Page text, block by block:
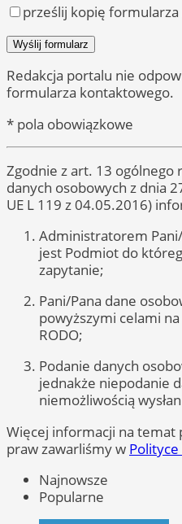
prześlij kopię
Redakcja portalu nie
formularza kontaktowego.
* pola obowiązkowe
Zgodnie z art. 13 ogólnego
danych osobowych z dnia
UE L 119 z 04.05.2016)
Administratorem
jest Podmiot do
zapytanie;
Pani/Pana dane
powyższymi celami
RODO;
Podanie danych
jednakże niepodanie
niemożliwością
Więcej informacji na temat
praw zawarliśmy w
Najnowsze
Popularne